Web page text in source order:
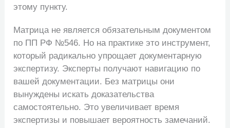
этому пункту.
Матрица не является обязательным документом
по ПП РФ №546. Но на практике это инструмент,
который радикально упрощает документарную
экспертизу. Эксперты получают навигацию по
вашей документации. Без матрицы они
вынуждены искать доказательства
самостоятельно. Это увеличивает время
экспертизы и повышает вероятность замечаний.